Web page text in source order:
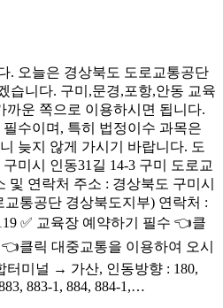
. 오늘은 경상북도 도로교통공단
습니다. 구미,문경,포항,안동 교육
까운 쪽으로 이용하시면 됩니다.
수이며, 특히 법정이수 과목은
늦지 않게 가시기 바랍니다. 도
미시 인동31길 14-3 구미 도로교
및 연락처 주소 : 경상북도 구미시
교통공단 경상북도지부) 연락처 :
✅ 교육장 예약하기 필수 👈클
클릭 대중교통을 이용하여 오시
터미널 → 가산, 인동방향 : 180,
883-1, 884, 884-1,…